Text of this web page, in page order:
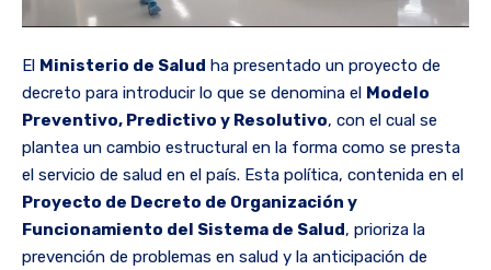
El Ministerio de Salud ha presentado un proyecto de
decreto para introducir lo que se denomina el Modelo
Preventivo, Predictivo y Resolutivo, con el cual se
plantea un cambio estructural en la forma como se presta
el servicio de salud en el país. Esta política, contenida en el
Proyecto de Decreto de Organización y
Funcionamiento del Sistema de Salud, prioriza la
prevención de problemas en salud y la anticipación de